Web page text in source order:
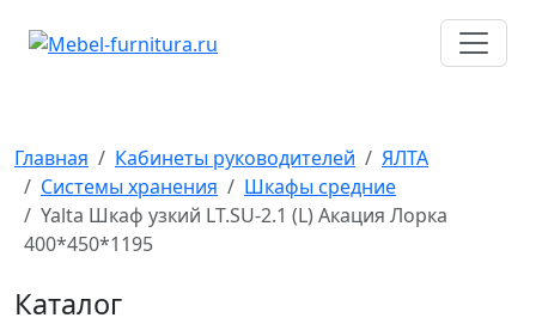
Главная Кабинеты руководителей
ЯЛТА
Системы хранения
Шкафы средние
Yalta Шкаф узкий LT.SU-2.1 (L) Акация Лорка
400*450*1195
Каталог